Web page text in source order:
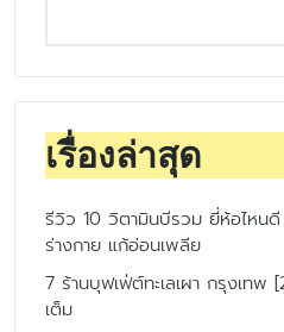
เรื่องล่าสุด
รีวิว 10 วิตามินบีรวม ยี่ห้อไหน
ร่างกาย แก้อ่อนเพลีย
7 ร้านบุฟเฟ่ต์ทะเลเผา กรุงเท
เต็ม